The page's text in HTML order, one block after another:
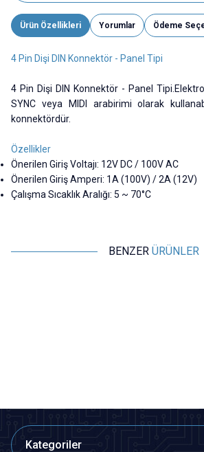
Ürün Özellikleri Yorumlar Ödeme
4 Pin Dişi DIN Konnektör - Panel Tipi
4 Pin Dişi DIN Konnektör - Panel
SYNC veya MIDI arabirimi olarak
konnektördür.
Özellikler
Önerilen Giriş Voltajı: 12V DC / 100V AC
Önerilen Giriş Amperi: 1A (100V) / 2A (12V)
Çalışma Sıcaklık Aralığı: 5 ~ 70°C
BENZER ÜRÜNLER
Kategoriler